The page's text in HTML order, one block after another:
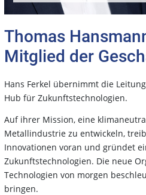
Thomas
Mitglied der
Hans Ferkel übernimmt die
Hub für Zukunftstechnologien.
Auf ihrer Mission, eine
Metallindustrie zu entwickeln,
Innovationen voran und gründet
Zukunftstechnologien. Die neue
Technologien von morgen
bringen.